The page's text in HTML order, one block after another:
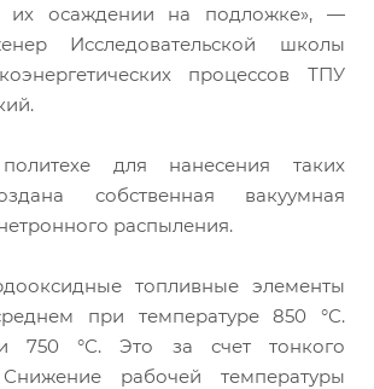
их осаждении на подложке», —
Исследовательской школы
процессов ТПУ
для нанесения таких
собственная вакуумная
распыления.
топливные элементы
при температуре 850 °С.
°С. Это за счет тонкого
Снижение рабочей температуры